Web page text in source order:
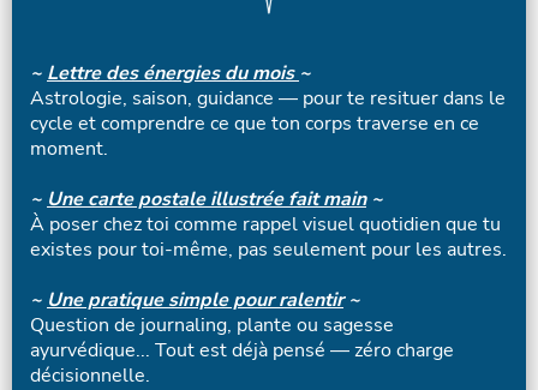
~ Lettre des énergies du mois ~
Astrologie, saison, guidance — pour te resituer dans le
cycle et comprendre ce que ton corps traverse en ce
moment.
~ Une carte postale illustrée fait main~
À poser chez toi comme rappel visuel quotidien que tu
existes pour toi-même, pas seulement pour les autres.
~ Une pratique simple pour ralentir~
Question de journaling, plante ou sagesse
ayurvédique... Tout est déjà pensé — zéro charge
décisionnelle.